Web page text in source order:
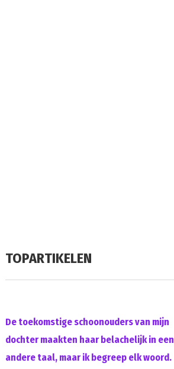
TOPARTIKELEN
De toekomstige schoonouders van mijn
dochter maakten haar belachelijk in een
andere taal, maar ik begreep elk woord.